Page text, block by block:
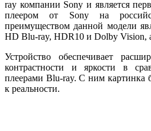
ray компании Sony и является
плеером от Sony на
преимуществом данной модели
HD Blu-ray, HDR10 и Dolby Vision,
Устройство обеспечивает
контрастности и яркости в
плеерами Blu-ray. С ним картинка
к реальности.